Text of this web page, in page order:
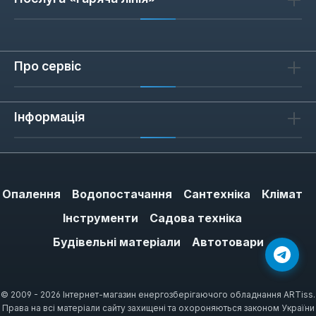
Про сервіс
Інформація
Опалення Водопостачання Сантехніка
Клімат
Інструменти
Садова техніка
Будівельні матеріали
Автотовари
© 2009 - 2026 Інтернет-магазин енергозберігаючого обладнання ARTiss.
Права на всі матеріали сайту захищені та охороняються законом України